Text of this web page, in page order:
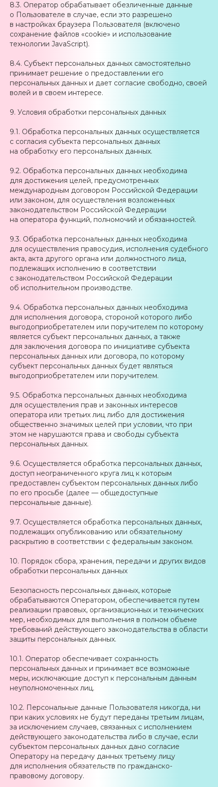
8.3. Оператор обрабатывает обезличенные данные
о Пользователе в случае, если это разрешено
в настройках браузера Пользователя (включено
сохранение файлов «cookie» и использование
технологии JavaScript).
8.4. Субъект персональных данных самостоятельно
принимает решение о предоставлении его
персональных данных и дает согласие свободно, своей
волей и в своем интересе.
9. Условия обработки персональных данных
9.1. Обработка персональных данных осуществляется
с согласия субъекта персональных данных
на обработку его персональных данных.
9.2. Обработка персональных данных необходима
для достижения целей, предусмотренных
международным договором Российской Федерации
или законом, для осуществления возложенных
законодательством Российской Федерации
на оператора функций, полномочий и обязанностей.
9.3. Обработка персональных данных необходима
для осуществления правосудия, исполнения судебного
акта, акта другого органа или должностного лица,
подлежащих исполнению в соответствии
с законодательством Российской Федерации
об исполнительном производстве.
9.4. Обработка персональных данных необходима
для исполнения договора, стороной которого либо
выгодоприобретателем или поручителем по которому
является субъект персональных данных, а также
для заключения договора по инициативе субъекта
персональных данных или договора, по которому
субъект персональных данных будет являться
выгодоприобретателем или поручителем.
9.5. Обработка персональных данных необходима
для осуществления прав и законных интересов
оператора или третьих лиц либо для достижения
общественно значимых целей при условии, что при
этом не нарушаются права и свободы субъекта
персональных данных.
9.6. Осуществляется обработка персональных данных,
доступ неограниченного круга лиц к которым
предоставлен субъектом персональных данных либо
по его просьбе (далее — общедоступные
персональные данные).
9.7. Осуществляется обработка персональных данных,
подлежащих опубликованию или обязательному
раскрытию в соответствии с федеральным законом.
10. Порядок сбора, хранения, передачи и других видов
обработки персональных данных
Безопасность персональных данных, которые
обрабатываются Оператором, обеспечивается путем
реализации правовых, организационных и технических
мер, необходимых для выполнения в полном объеме
требований действующего законодательства в области
защиты персональных данных.
10.1. Оператор обеспечивает сохранность
персональных данных и принимает все возможные
меры, исключающие доступ к персональным данным
неуполномоченных лиц.
10.2. Персональные данные Пользователя никогда, ни
при каких условиях не будут переданы третьим лицам,
за исключением случаев, связанных с исполнением
действующего законодательства либо в случае, если
субъектом персональных данных дано согласие
Оператору на передачу данных третьему лицу
для исполнения обязательств по гражданско-
правовому договору.